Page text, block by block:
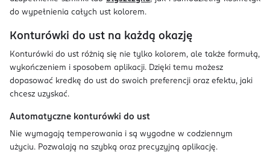
do wypełnienia całych ust kolorem.
Konturówki do ust na każdą okazję
Konturówki do ust różnią się nie tylko kolorem, ale także formułą,
wykończeniem i sposobem aplikacji. Dzięki temu możesz
dopasować kredkę do ust do swoich preferencji oraz efektu, jaki
chcesz uzyskać.
Automatyczne konturówki do ust
Nie wymagają temperowania i są wygodne w codziennym
użyciu. Pozwalają na szybką oraz precyzyjną aplikację.